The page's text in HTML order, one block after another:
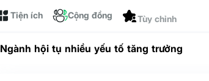
Tiện ích Cộng đồng Dành cho bạn
Ngành hội tụ nhiều yếu tố tăng trưởng